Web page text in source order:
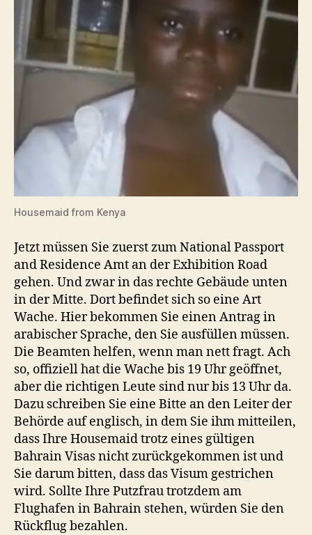
Housemaid from Kenya
Jetzt müssen Sie zuerst zum National Passport
and Residence Amt an der Exhibition Road
gehen. Und zwar in das rechte Gebäude unten
in der Mitte. Dort befindet sich so eine Art
Wache. Hier bekommen Sie einen Antrag in
arabischer Sprache, den Sie ausfüllen müssen.
Die Beamten helfen, wenn man nett fragt. Ach
so, offiziell hat die Wache bis 19 Uhr geöffnet,
aber die richtigen Leute sind nur bis 13 Uhr da.
Dazu schreiben Sie eine Bitte an den Leiter der
Behörde auf englisch, in dem Sie ihm mitteilen,
dass Ihre Housemaid trotz eines gültigen
Bahrain Visas nicht zurückgekommen ist und
Sie darum bitten, dass das Visum gestrichen
wird. Sollte Ihre Putzfrau trotzdem am
Flughafen in Bahrain stehen, würden Sie den
Rückflug bezahlen.